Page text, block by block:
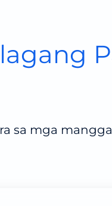
sa mga